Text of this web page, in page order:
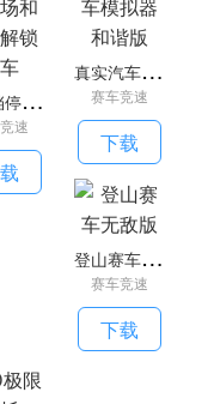
趣的赛车游戏，玩家
解锁的赛车模型，特
以提高速度和喷漆，
常容易玩，有很多跟
集奖品才能解锁其他
您提供许多奖品，以
可以面对不同玩家的
的攻击和骚扰，这会
整个比赛中获得排
手
动挡停车场和谐版解锁全车
速
真
实汽车模拟器和谐版
赛车竞速
下载
登
山赛车无敌版
赛车竞速
下载